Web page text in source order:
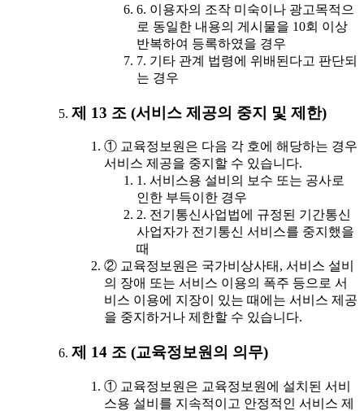
6. 이용자의 조작 미숙이나 광고목적으
로 동일한 내용의 게시물을 10회 이상
반복하여 등록하였을 경우
7. 기타 관계 법령에 위배된다고 판단되
는 경우
제 13 조 (서비스 제공의 중지 및 제한)
① 교육정보원은 다음 각 호에 해당하는 경우
서비스 제공을 중지할 수 있습니다.
1. 서비스용 설비의 보수 또는 공사로
인한 부득이한 경우
2. 전기통신사업법에 규정된 기간통신
사업자가 전기통신 서비스를 중지했을
때
② 교육정보원은 국가비상사태, 서비스 설비
의 장애 또는 서비스 이용의 폭주 등으로 서
비스 이용에 지장이 있는 때에는 서비스 제공
을 중지하거나 제한할 수 있습니다.
제 14 조 (교육정보원의 의무)
① 교육정보원은 교육정보원에 설치된 서비
스용 설비를 지속적이고 안정적인 서비스 제